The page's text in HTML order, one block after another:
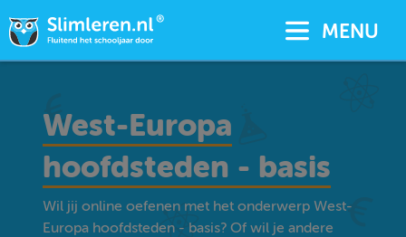
MENU
West-Europa
hoofdsteden - basis
Wil jij online oefenen met het onderwerp West-
Europa hoofdsteden - basis? Of wil je andere